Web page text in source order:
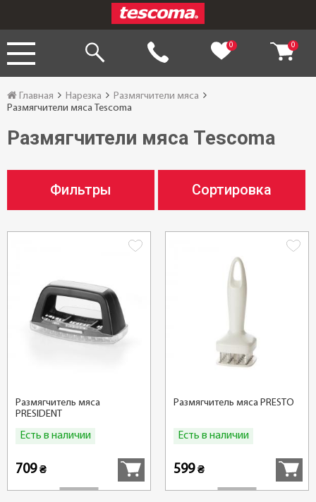
0 0
Главная Нарезка
Размягчители мяса
Размягчители мяса Tescoma
Размягчители мяса Tescoma
Фильтры Сортировка
Размягчитель мяса
PRESIDENT
Есть в наличии
709₴
Размягчитель мяса PRESTO
Есть в наличии
599₴